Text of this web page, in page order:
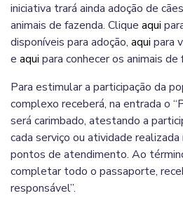
iniciativa trará ainda adoção de
animais de fazenda. Clique aqui
disponíveis para adoção, aqui para
e aqui para conhecer os animais de
Para estimular a participação da
complexo receberá, na entrada o
será carimbado, atestando a
cada serviço ou atividade
pontos de atendimento. Ao
completar todo o passaporte,
responsável”.